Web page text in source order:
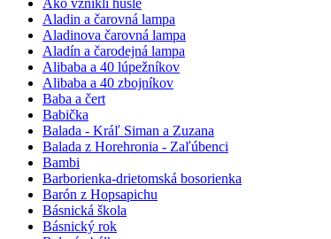
Aladin a čarovná lampa
Aladinova čarovná lampa
Aladín a čarodejná lampa
Alibaba a 40 lúpežníkov
Alibaba a 40 zbojníkov
Baba a čert
Babička
Balada - Kráľ Siman a Zuzana
Balada z Horehronia - Zaľúbenci
Bambi
Barborienka-drietomská bosorienka
Barón z Hopsapichu
Básnická škola
Básnický rok